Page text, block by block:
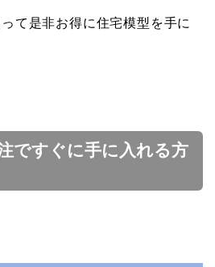
て是非お得に住宅模型を手に
ですぐに手に入れる方